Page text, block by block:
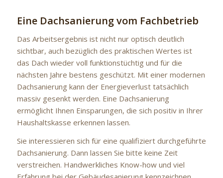
Eine Dachsanierung vom Fachbetrieb
Das Arbeitsergebnis ist nicht nur optisch deutlich
sichtbar, auch bezüglich des praktischen Wertes ist
das Dach wieder voll funktionstüchtig und für die
nächsten Jahre bestens geschützt. Mit einer modernen
Dachsanierung kann der Energieverlust tatsächlich
massiv gesenkt werden. Eine Dachsanierung
ermöglicht Ihnen Einsparungen, die sich positiv in Ihrer
Haushaltskasse erkennen lassen.
Sie interessieren sich für eine qualifiziert durchgeführte
Dachsanierung. Dann lassen Sie bitte keine Zeit
verstreichen. Handwerkliches Know-how und viel